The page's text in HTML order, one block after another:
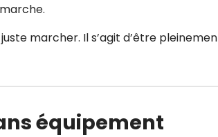
marcher. Il s’agit d’être
équipement